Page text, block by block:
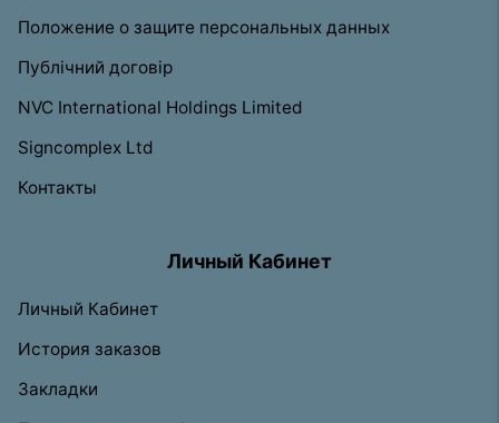
Положение о защите персональных данных
Публічний договір
NVC International Holdings Limited
Signcomplex Ltd
Контакты
Личный Кабинет
Личный Кабинет
История заказов
Закладки